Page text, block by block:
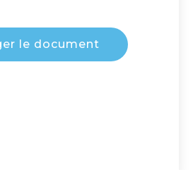
le document